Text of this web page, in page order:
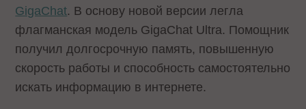
GigaChat. В основу новой версии легла
флагманская модель GigaChat Ultra. Помощник
получил долгосрочную память, повышенную
скорость работы и способность самостоятельно
искать информацию в интернете.